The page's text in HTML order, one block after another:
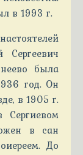
в 1993 г.
была
год. Он
в 1905 г.
в сан
До